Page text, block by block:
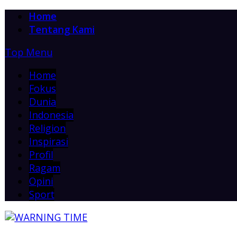
Home
Tentang Kami
Top Menu
Home
Fokus
Dunia
Indonesia
Religion
Inspirasi
Profil
Ragam
Opini
Sport